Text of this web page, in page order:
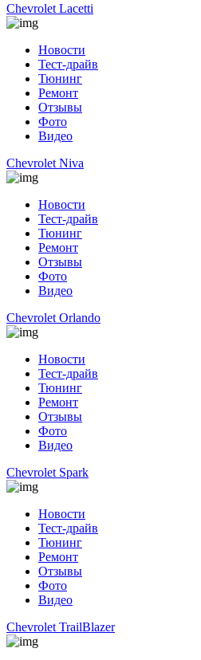
Chevrolet Lacetti
Новости
Тест-драйв
Тюнинг
Ремонт
Отзывы
Фото
Видео
Chevrolet Niva
Новости
Тест-драйв
Тюнинг
Ремонт
Отзывы
Фото
Видео
Chevrolet Orlando
Новости
Тест-драйв
Тюнинг
Ремонт
Отзывы
Фото
Видео
Chevrolet Spark
Новости
Тест-драйв
Тюнинг
Ремонт
Отзывы
Фото
Видео
Chevrolet TrailBlazer